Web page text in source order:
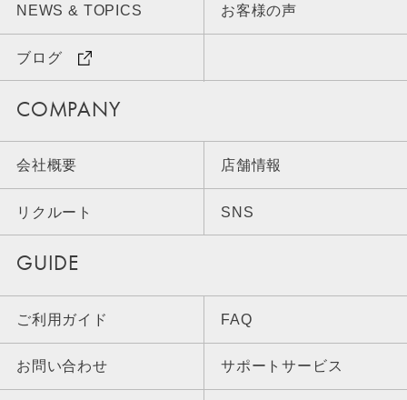
NEWS & TOPICS お客様の声
ブログ
COMPANY
会社概要 店舗情報
リクルート SNS
GUIDE
ご利用ガイド FAQ
お問い合わせ サポートサービス